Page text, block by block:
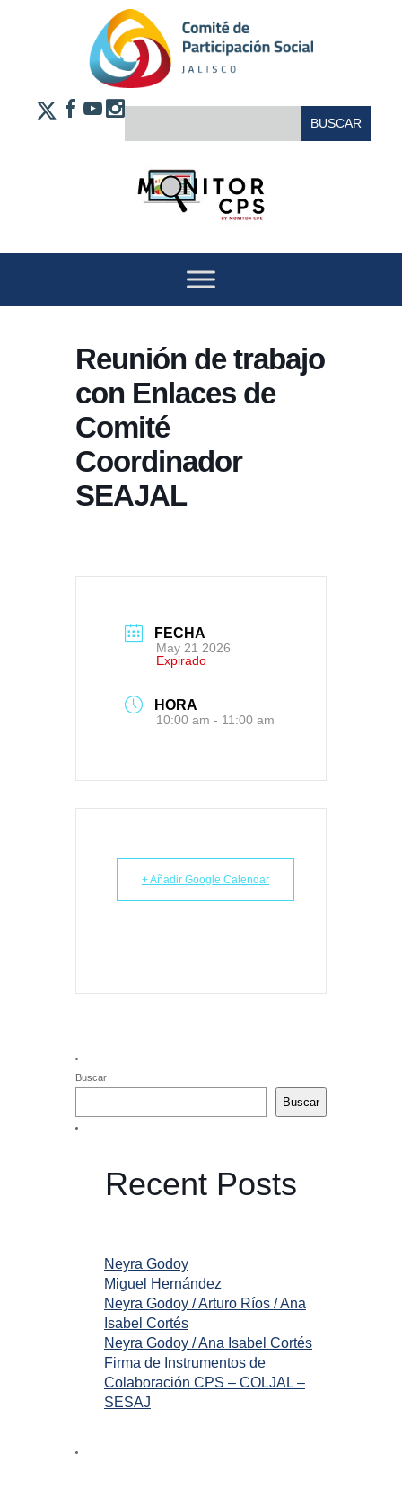
Reunión de trabajo
con Enlaces de
Comité
Coordinador
SEAJAL
FECHA
May 21 2026
Expirado
HORA
10:00 am - 11:00 am
+ Añadir Google Calendar
Buscar
Buscar
Recent Posts
Neyra Godoy
Miguel Hernández
Neyra Godoy / Arturo Ríos / Ana
Isabel Cortés
Neyra Godoy / Ana Isabel Cortés
Firma de Instrumentos de
Colaboración CPS – COLJAL –
SESAJ